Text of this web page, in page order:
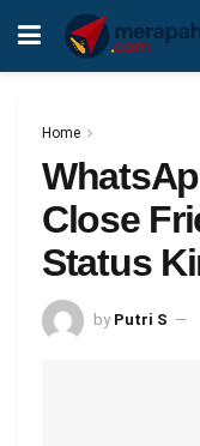
Home
Close
Status
by Putri S